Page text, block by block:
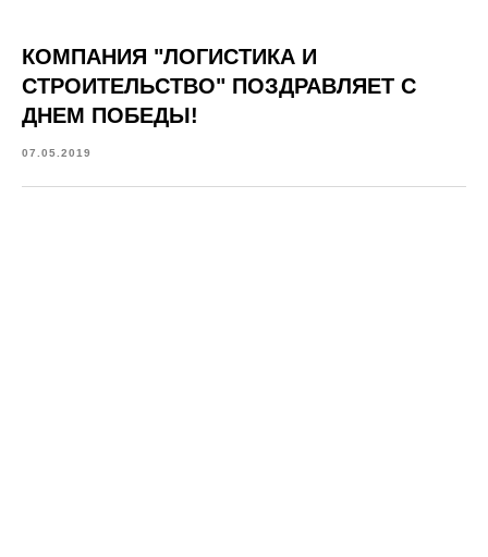
КОМПАНИЯ "ЛОГИСТИКА И
СТРОИТЕЛЬСТВО" ПОЗДРАВЛЯЕТ С
ДНЕМ ПОБЕДЫ!
07.05.2019